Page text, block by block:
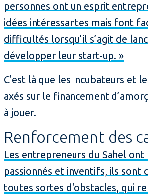
personnes ont un esprit
idées intéressantes mais font
difficultés lorsqu’il s’agit de
développer leur start-up. »
C'est là que les incubateurs et
axés sur le financement
à jouer.
Renforcement des
Les entrepreneurs du Sahel ont
passionnés et inventifs, ils sont
toutes sortes d'obstacles, qui